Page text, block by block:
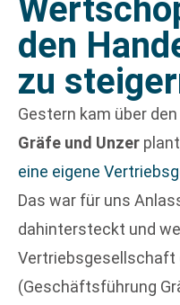
den
zu
Gestern kam über
Gräfe und Unzer
eine eigene
Das war für uns
dahintersteckt und
Vertriebsgesellschaft
(Geschäftsführung